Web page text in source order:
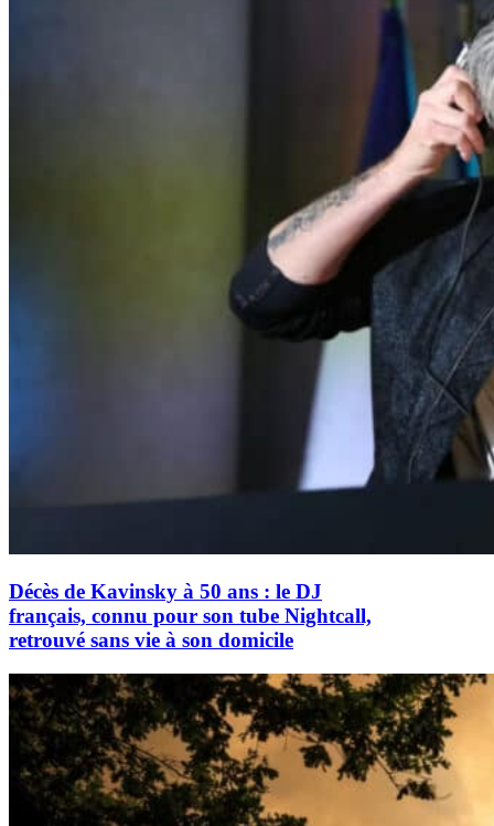
Décès de Kavinsky à 50 ans : le DJ
français, connu pour son tube Nightcall,
retrouvé sans vie à son domicile